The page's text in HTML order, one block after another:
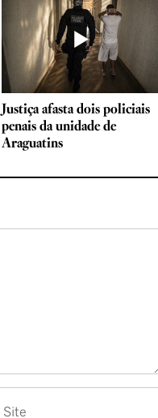
Justiça afasta dois policiais
penais da unidade de
Araguatins